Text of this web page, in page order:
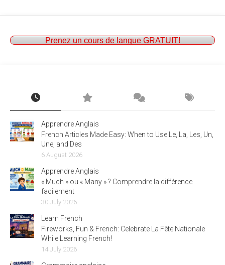
Prenez un cours de langue GRATUIT!
Apprendre Anglais
French Articles Made Easy: When to Use Le, La, Les, Un,
Une, and Des
6 August 2026
Apprendre Anglais
« Much » ou « Many » ? Comprendre la différence
facilement
30 July 2026
Learn French
Fireworks, Fun & French: Celebrate La Fête Nationale
While Learning French!
14 July 2026